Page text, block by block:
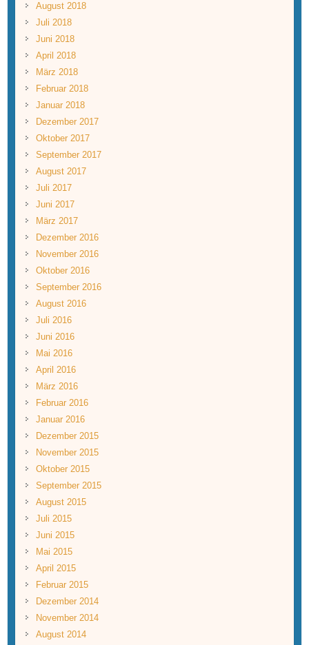
August 2018
Juli 2018
Juni 2018
April 2018
März 2018
Februar 2018
Januar 2018
Dezember 2017
Oktober 2017
September 2017
August 2017
Juli 2017
Juni 2017
März 2017
Dezember 2016
November 2016
Oktober 2016
September 2016
August 2016
Juli 2016
Juni 2016
Mai 2016
April 2016
März 2016
Februar 2016
Januar 2016
Dezember 2015
November 2015
Oktober 2015
September 2015
August 2015
Juli 2015
Juni 2015
Mai 2015
April 2015
Februar 2015
Dezember 2014
November 2014
August 2014